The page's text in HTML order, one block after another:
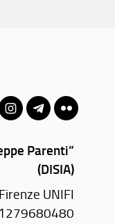
Parenti”
(DISIA)
UNIFI